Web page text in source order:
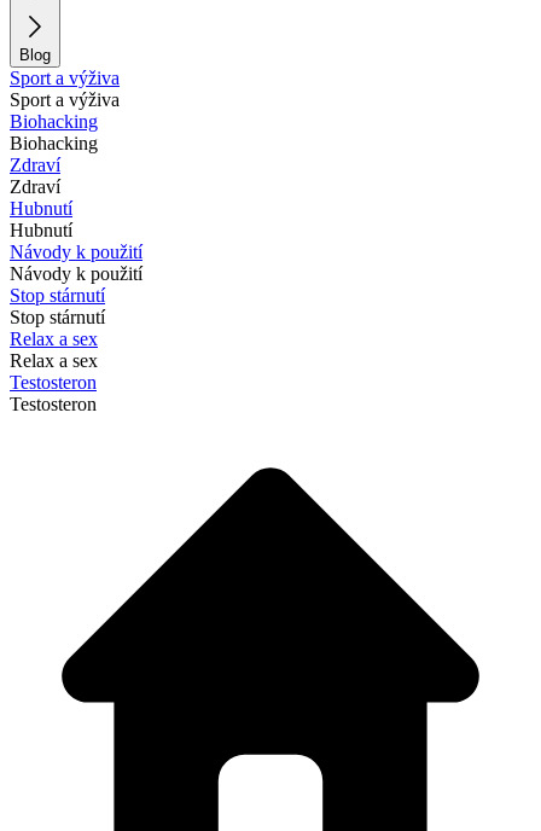
Blog
Sport a výživa
Sport a výživa
Biohacking
Biohacking
Zdraví
Zdraví
Hubnutí
Hubnutí
Návody k použití
Návody k použití
Stop stárnutí
Stop stárnutí
Relax a sex
Relax a sex
Testosteron
Testosteron